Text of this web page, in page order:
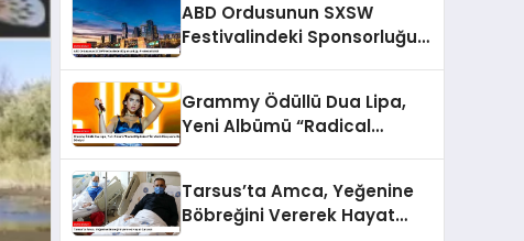
ABD Ordusunun SXSW
Festivalindeki Sponsorluğu
Grammy Ödüllü Dua Lipa,
Yeni Albümü “Radical
Tarsus’ta Amca, Yeğenine
Böbreğini Vererek Hayat